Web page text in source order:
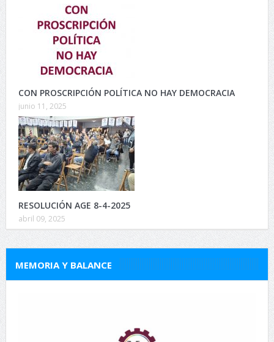
CON PROSCRIPCIÓN POLÍTICA NO HAY DEMOCRACIA
junio 11, 2025
RESOLUCIÓN AGE 8-4-2025
abril 09, 2025
MEMORIA Y BALANCE